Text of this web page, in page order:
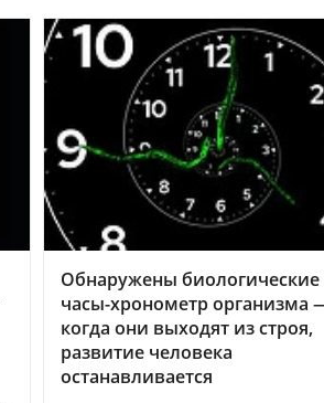
Обнаружены биологические
часы-хронометр организма
когда они выходят из строя,
развитие человека
останавливается